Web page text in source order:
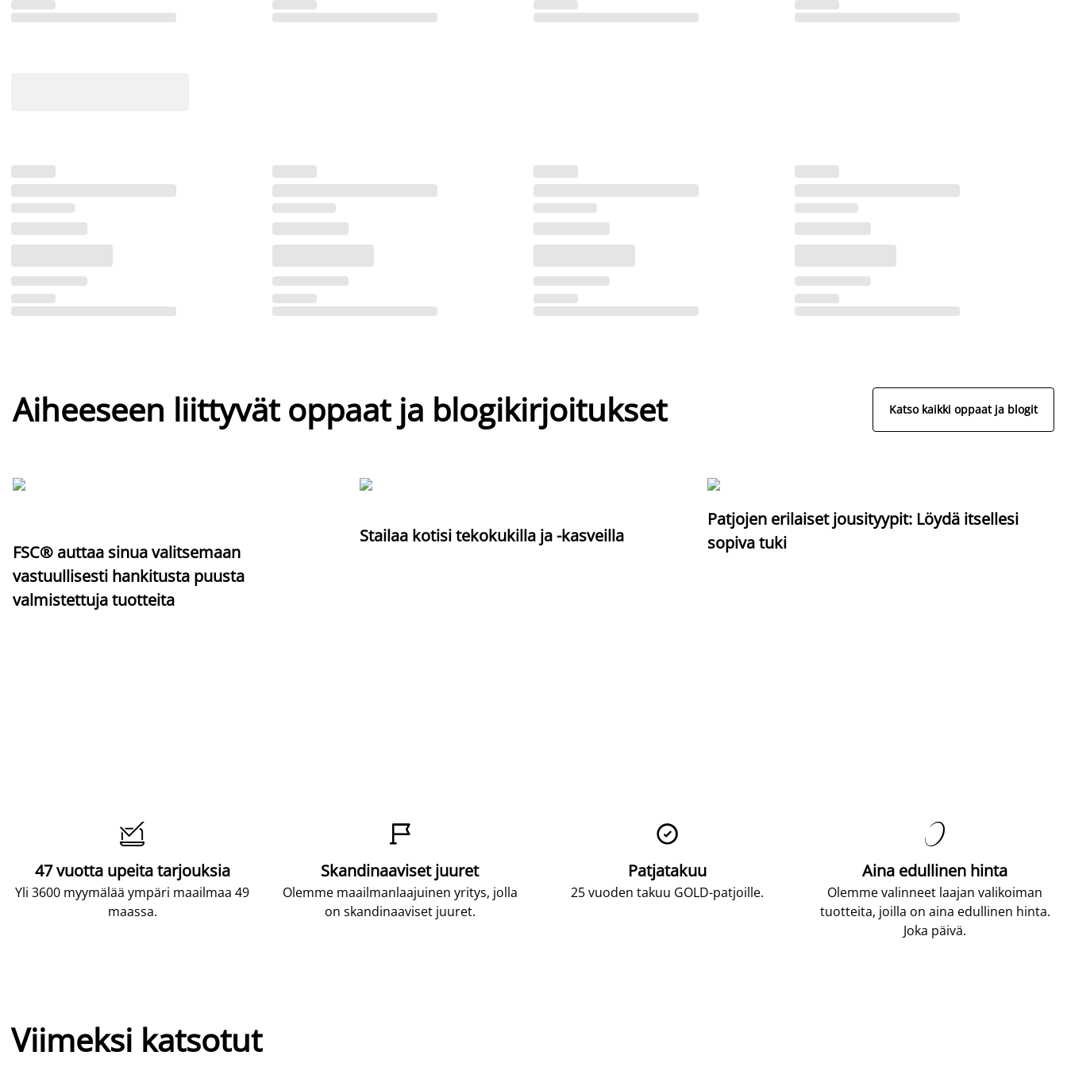
Aiheeseen liittyvät oppaat ja blogikirjoitukset Katso kaikki oppaat ja blogit
FSC® auttaa sinua valitsemaan
vastuullisesti hankitusta puusta
valmistettuja tuotteita
Stailaa kotisi tekokukilla ja -kasveilla
Patjojen erilaiset jousityypit: Löydä itsellesi
sopiva tuki

47 vuotta upeita tarjouksia
Yli 3600 myymälää ympäri maailmaa 49
maassa.

Skandinaaviset juuret
Olemme maailmanlaajuinen yritys, jolla
on skandinaaviset juuret.

Patjatakuu
25 vuoden takuu GOLD-patjoille.

Aina edullinen hinta
Olemme valinneet laajan valikoiman
tuotteita, joilla on aina edullinen hinta.
Joka päivä.
Viimeksi katsotut